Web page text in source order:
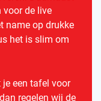
voor de live
name op drukke
het is slim om
een tafel voor
regelen wij de